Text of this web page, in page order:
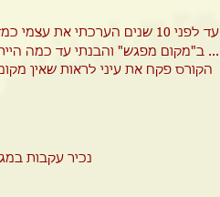
עד לפני 10 שנים הערכתי את עצמי כמדריך טבע ברמה גבוהה ואז הצטרפתי לקורס הגששות של אסף בן דוד
ב"מקום מפגש" והבנתי עד כמה הייתי עיוור ...
הקורס פקח את עיני לראות שאין
* נכיר עקבות